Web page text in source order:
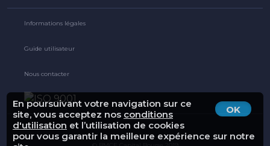
OK
En poursuivant votre navigation sur ce
site, vous acceptez nos conditions
d'utilisation et l’utilisation de cookies
pour vous garantir la meilleure expérience sur notre
Informations légales
Guide utilisateur
Nous contacter